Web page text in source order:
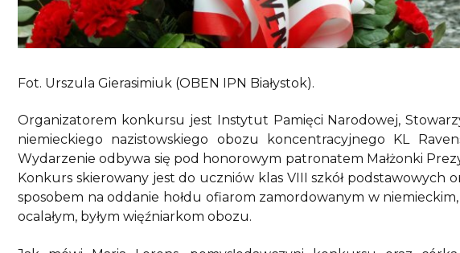
Fot. Urszula Gierasimiuk (OBEN IPN Białystok).
Organizatorem konkursu jest Instytut Pamięci Narodowej,
niemieckiego nazistowskiego obozu koncentracyjnego KL
Wydarzenie odbywa się pod honorowym patronatem Małżonki
Konkurs skierowany jest do uczniów klas VIII szkół podstawowych
sposobem na oddanie hołdu ofiarom zamordowanym w
ocalałym, byłym więźniarkom obozu.